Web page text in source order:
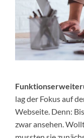
lag der Fokus auf
Webseite. Denn:
zwar ansehen.